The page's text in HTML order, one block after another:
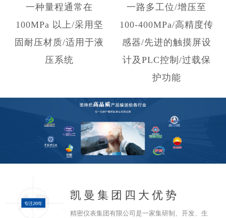
一种量程通常在
100MPa 以上/采用坚
固耐压材质/适用于液
压系统
一路多工位/增压至
100-400MPa/高精度传
感器/先进的触摸屏设
计及PLC控制/过载保
护功能
凯曼集团四大优势
精密仪表集团有限公司是一家集研制、开发、生